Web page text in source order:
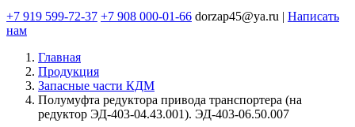
+7 919 599-72-37 +7 908 000-01-66 dorzap45@ya.ru | Написать
нам
Главная
Продукция
Запасные части КДМ
Полумуфта редуктора привода транспортера (на
редуктор ЭД-403-04.43.001). ЭД-403-06.50.007